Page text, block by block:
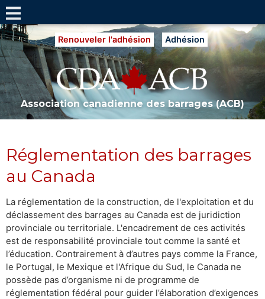
Renouveler l'adhésion Adhésion
Association canadienne des barrages (ACB)
Réglementation des barrages
au Canada
La réglementation de la construction, de l'exploitation et du
déclassement des barrages au Canada est de juridiction
provinciale ou territoriale. L'encadrement de ces activités
est de responsabilité provinciale tout comme la santé et
l’éducation. Contrairement à d’autres pays comme la France,
le Portugal, le Mexique et l'Afrique du Sud, le Canada ne
possède pas d’organisme ni de programme de
réglementation fédéral pour guider l’élaboration d’exigences